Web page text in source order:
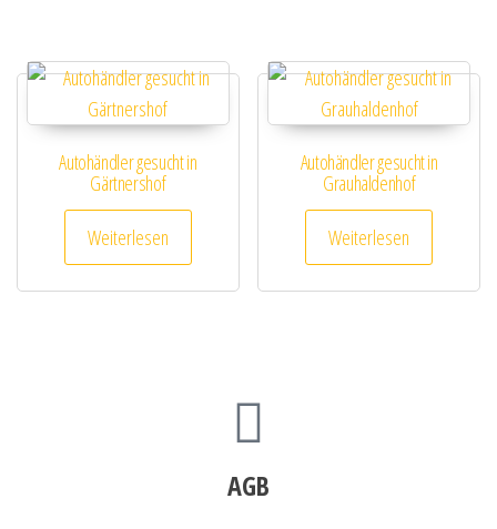
Autohändler gesucht in
Gärtnershof
Weiterlesen
Autohändler gesucht in
Grauhaldenhof
Weiterlesen
AGB